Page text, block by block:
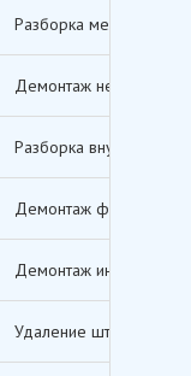
Разборка межэтажных
Демонтаж несущих и
Разборка внутренних
Демонтаж
Демонтаж инженерных
Удаление штукатурки,